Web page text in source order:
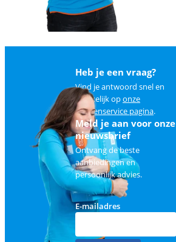
Heb je een vraag?
Vind je antwoord snel en
makkelijk oponze
klantenservice pagina.
Meld je aan voor onze
nieuwsbrief
Ontvang de beste
aanbiedingen en
persoonlijk advies.
E-mailadres